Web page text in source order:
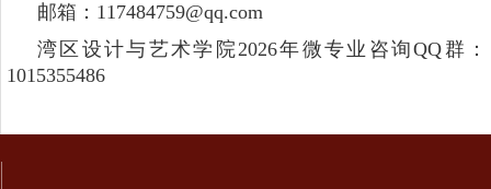
邮箱：117484759@qq.com
湾区设计与艺术学院2026年微专业咨询QQ群：
1015355486